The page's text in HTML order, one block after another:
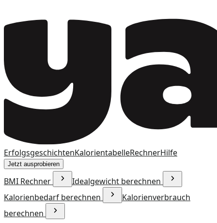
ErfolgsgeschichtenKalorientabelleRechnerHilfe
Jetzt ausprobieren
BMI Rechner
Idealgewicht berechnen
Kalorienbedarf berechnen
Kalorienverbrauch
berechnen